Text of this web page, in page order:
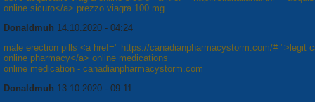
online sicuro</a> prezzo viagra 100 mg
Donaldmuh 14.10.2020 - 04:24
male erection pills <a href=" https://canadianpharmacystorm.com/# ">legit
online pharmacy</a> online medications
online medication - canadianpharmacystorm.com
Donaldmuh 13.10.2020 - 09:11